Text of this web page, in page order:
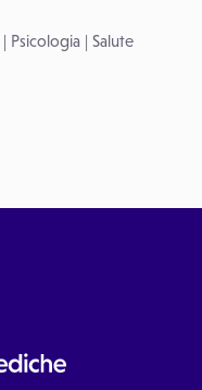
| Psicologia | Salute